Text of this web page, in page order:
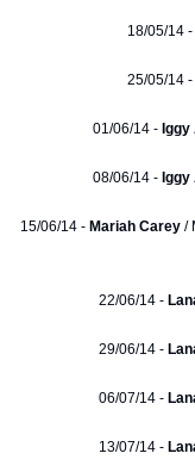
18/05/14 -
25/05/14 -
01/06/14 - Iggy
08/06/14 - Iggy
15/06/14 - Mariah Carey/
22/06/14 -
29/06/14 -
06/07/14 -
13/07/14 -